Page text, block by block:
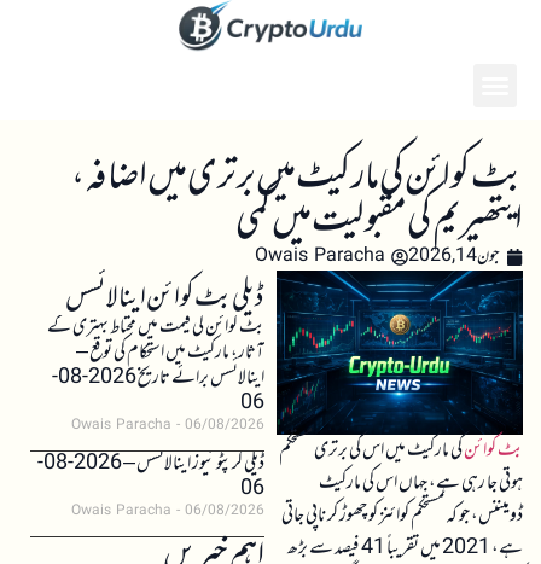
بٹ کوائن کی مارکیٹ میں برتری میں اضافہ،
ایتھیریم کی مقبولیت میں کمی
جون 14, 2026 Owais Paracha
بٹ کوائنکی مارکیٹ میں اس کی برتری مستحکم
ہوتی جا رہی ہے، جہاں اس کی مارکیٹ
ڈومیننس، جو کہ مستحکم کوائنز کو چھوڑ کر ناپی جاتی
ہے، 2021 میں تقریباً 41 فیصد سے بڑھ
ڈیلی بٹ کوائن اینالائسس
بٹ کوائن کی قیمت میں محتاط بہتری کے
آثار، مارکیٹ میں استحکام کی توقع –
اینالائسس برائے تاریخ 2026-08-
06
Owais Paracha 06/08/2026
ڈیلی کرپٹو نیوز اینالائسس – 2026-08-
06
Owais Paracha 06/08/2026